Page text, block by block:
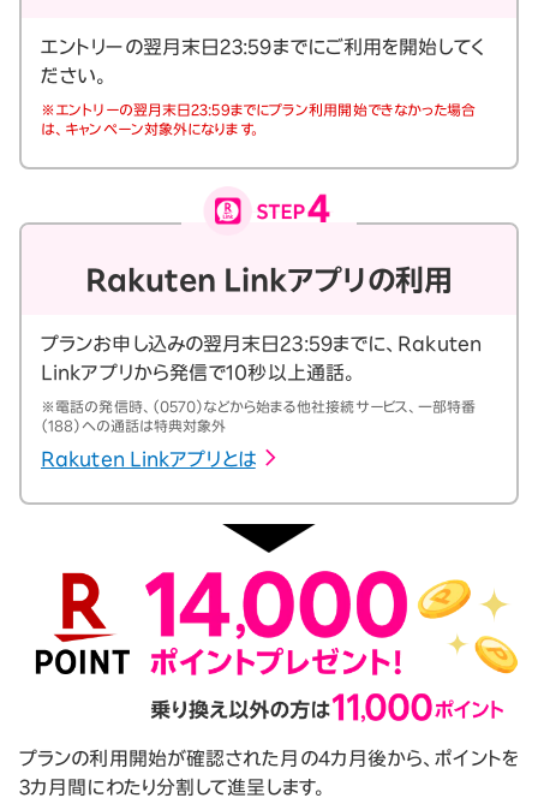
エントリーの翌月末日23:59までにご利用を開始してく
ださい。
※エントリーの翌月末日23:59までにプラン利用開始できなかった場合
は、キャンペーン対象外になります。
Rakuten Linkアプリの利用
プランお申し込みの翌月末日23:59までに、Rakuten
Linkアプリから発信で10秒以上通話。
※電話の発信時、（0570）などから始まる他社接続サービス、一部特番
（188）への通話は特典対象外
Rakuten Linkアプリとは
プランの利用開始が確認された月の4カ月後から、ポイントを
3カ月間にわたり分割して進呈します。